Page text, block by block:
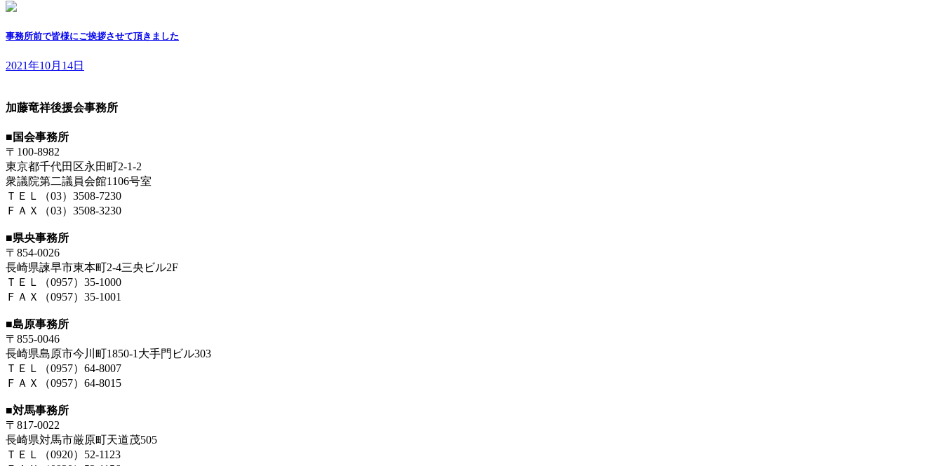
事務所前で皆様にご挨拶させて頂きました
2021年10月14日
加藤竜祥後援会事務所
■国会事務所
〒100-8982
東京都千代田区永田町2-1-2
衆議院第二議員会館1106号室
ＴＥＬ（03）3508-7230
ＦＡＸ（03）3508-3230
■県央事務所
〒854-0026
長崎県諫早市東本町2-4三央ビル2F
ＴＥＬ（0957）35-1000
ＦＡＸ（0957）35-1001
■島原事務所
〒855-0046
長崎県島原市今川町1850-1大手門ビル303
ＴＥＬ（0957）64-8007
ＦＡＸ（0957）64-8015
■対馬事務所
〒817-0022
長崎県対馬市厳原町天道茂505
ＴＥＬ（0920）52-1123